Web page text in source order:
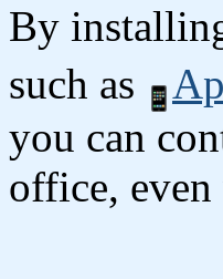
By
such as
you can
office,